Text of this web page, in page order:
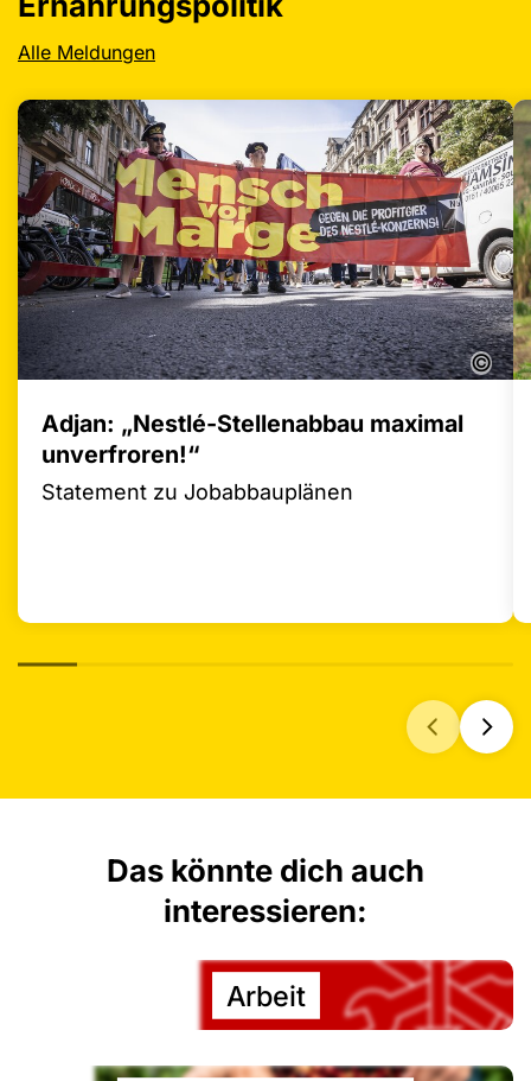
Alle Meldungen
©
Adjan: „Nestlé-Stellenabbau maximal
unverfroren!“
Statement zu Jobabbauplänen
Das könnte dich auch
interessieren:
Arbeit